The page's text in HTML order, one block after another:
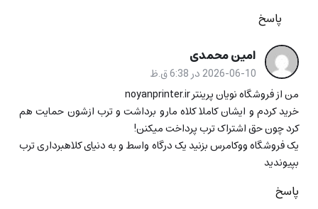
پاسخ
امین محمدی
2026-06-10 در 6:38 ق.ظ
من از فروشگاه نویان پرینتر noyanprinter.ir
خرید کردم و ایشان کاملا کلاه مارو برداشت و ترب ازشون حمایت هم
کرد چون حق اشتراک ترب پرداخت میکنن!
یک فروشگاه ووکامرس بزنید یک درگاه واسط و به دنیای کلاهبرداری ترب
بپیوندید
پاسخ